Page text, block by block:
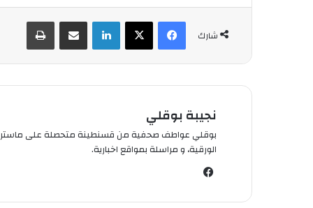
شارك
فيسبوك لينكدإن شارك عبر الإيميل
نجيبة بوقلي
الورقية، و مراسلة بمواقع اخبارية.